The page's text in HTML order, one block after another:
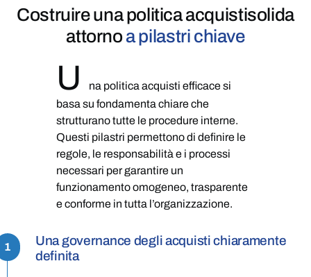
Costruireuna politica acquistisolida
attornoa pilastri chiave
U
na politica acquisti efficace si
basa su fondamenta chiare che
strutturano tutte le procedure interne.
Questi pilastri permettono di definire le
regole, le responsabilità e i processi
necessari per garantire un
funzionamento omogeneo, trasparente
e conforme in tutta l’organizzazione.
Una governance degli acquisti chiaramente
definita
1